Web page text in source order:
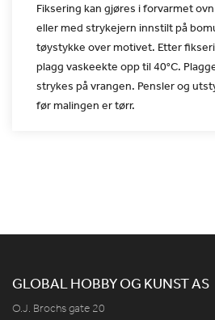
Fiksering kan gjøres iforvarmet ovn
eller med strykejern innstiltpå
tøystykke over motivet. Etter
plagg vaskeekte opp til 40°C.
strykes på vrangen. Pensler og
førmalingen er tørr.
GLOBAL HOBBY OG KUNST AS
O.J. Brochs gate 20